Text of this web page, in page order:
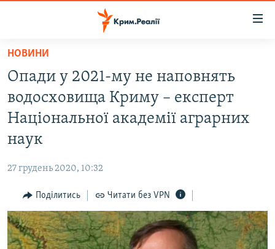
Перейти
основного
матеріалу
Перейти
до
основної
Перейти
пошуку
ВОДА.КРИМ
ВІДЕО ТА ФОТО
ПОГЛЯД
ІНТЕРВ'Ю
ВСЕ ЗА ДЕНЬ
СПЕЦПРОЕКТИ
НОВИНИ
Опади у 2021-му не наповнять
водосховища Криму – експерт
Національної академії аграрних
наук
27 грудень 2020, 10:32
Поділитись Читати без VPN